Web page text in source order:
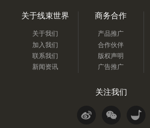
关于线束世界
关于我们
加入我们
联系我们
新闻资讯
商务合作
产品推广
合作伙伴
版权声明
广告推广
关注我们